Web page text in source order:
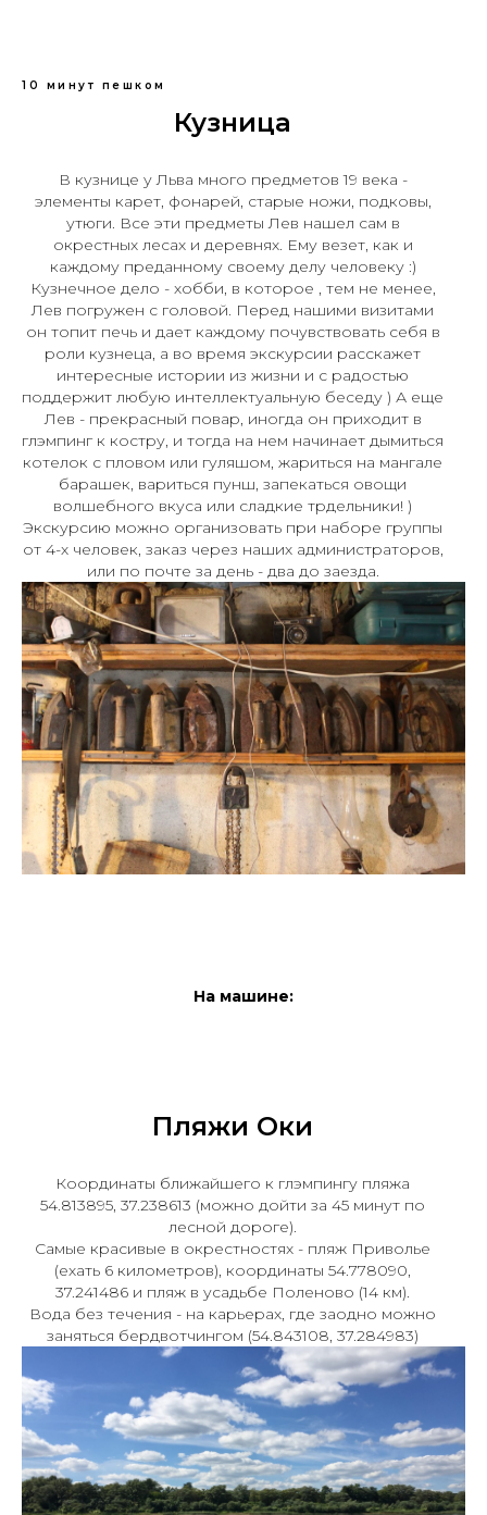
10 минут пешком
Кузница
В кузнице у Льва много предметов 19 века -
элементы карет, фонарей, старые ножи, подковы,
утюги. Все эти предметы Лев нашел сам в
окрестных лесах и деревнях. Ему везет, как и
каждому преданному своему делу человеку :)
Кузнечное дело - хобби, в которое , тем не менее,
Лев погружен с головой. Перед нашими визитами
он топит печь и дает каждому почувствовать себя в
роли кузнеца, а во время экскурсии расскажет
интересные истории из жизни и с радостью
поддержит любую интеллектуальную беседу ) А еще
Лев - прекрасный повар, иногда он приходит в
глэмпинг к костру, и тогда на нем начинает дымиться
котелок с пловом или гуляшом, жариться на мангале
барашек, вариться пунш, запекаться овощи
волшебного вкуса или сладкие трдельники! )
Экскурсию можно организовать при наборе группы
от 4-х человек, заказ через наших администраторов,
или по почте за день - два до заезда.
На машине:
Пляжи Оки
Координаты ближайшего к глэмпингу пляжа
54.813895, 37.238613 (можно дойти за 45 минут по
лесной дороге).
Самые красивые в окрестностях - пляж Приволье
(ехать 6 километров), координаты 54.778090,
37.241486 и пляж в усадьбе Поленово (14 км).
Вода без течения - на карьерах, где заодно можно
заняться бердвотчингом (54.843108, 37.284983)